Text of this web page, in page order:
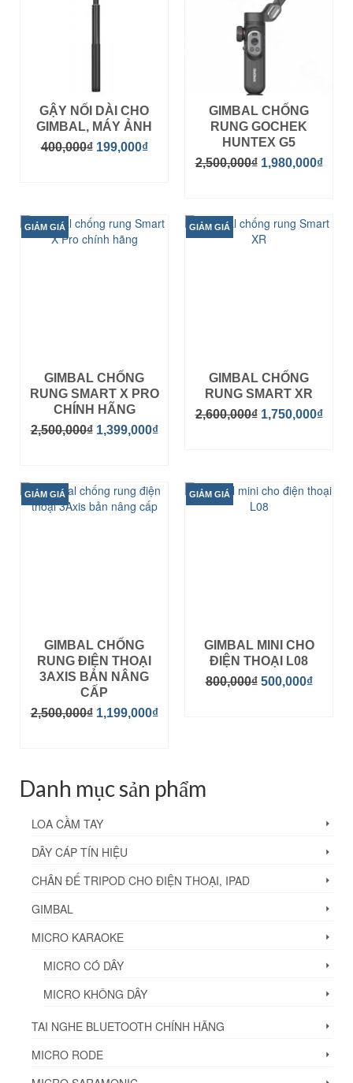
GẬY NỐI DÀI CHO
GIMBAL, MÁY ẢNH
400,000₫ 199,000₫
GIMBAL CHỐNG
RUNG GOCHEK
HUNTEX G5
2,500,000₫ 1,980,000₫
GIẢM GIÁ
GIMBAL CHỐNG
RUNG SMART X PRO
CHÍNH HÃNG
2,500,000₫ 1,399,000₫
GIẢM GIÁ
GIMBAL CHỐNG
RUNG SMART XR
2,600,000₫ 1,750,000₫
GIẢM GIÁ
GIMBAL CHỐNG
RUNG ĐIỆN THOẠI
3AXIS BẢN NÂNG
CẤP
2,500,000₫ 1,199,000₫
GIẢM GIÁ
GIMBAL MINI CHO
ĐIỆN THOẠI L08
800,000₫ 500,000₫
Danh mục sản phẩm
LOA CẦM TAY
DÂY CÁP TÍN HIỆU
CHÂN ĐẾ TRIPOD CHO ĐIỆN THOẠI, IPAD
GIMBAL
MICRO KARAOKE
MICRO CÓ DÂY
MICRO KHÔNG DÂY
TAI NGHE BLUETOOTH CHÍNH HÃNG
MICRO RODE